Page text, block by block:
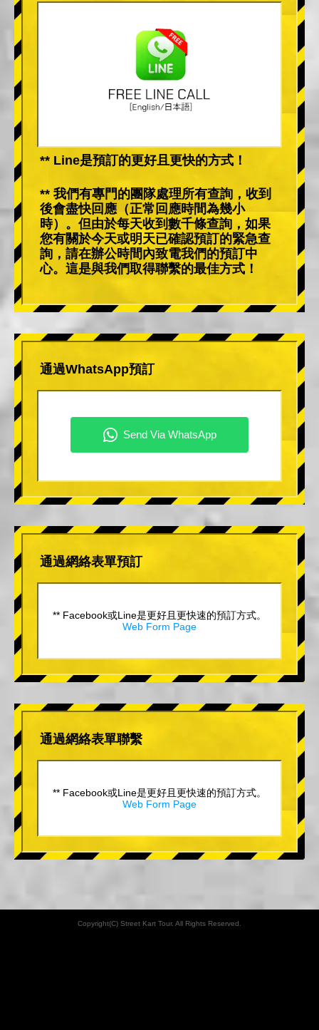
** Line是預訂的更好且更快的方式！
** 我們有專門的團隊處理所有查詢，收到
後會盡快回應（正常回應時間為幾小
時）。但由於每天收到數千條查詢，如果
您有關於今天或明天已確認預訂的緊急查
詢，請在辦公時間內致電我們的預訂中
心。這是與我們取得聯繫的最佳方式！
通過WhatsApp預訂
通過網絡表單預訂
** Facebook或Line是更好且更快速的預訂方式。
Web Form Page
通過網絡表單聯繫
** Facebook或Line是更好且更快速的預訂方式。
Web Form Page
Copyright(C) Street Kart Tour. All Rights Reserved.